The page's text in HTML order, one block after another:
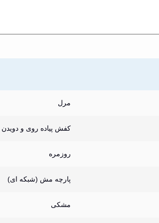
مرل
کفش پیاده روی و دویدن
روزمره
پارچه مش (شبکه ای)
مشکی